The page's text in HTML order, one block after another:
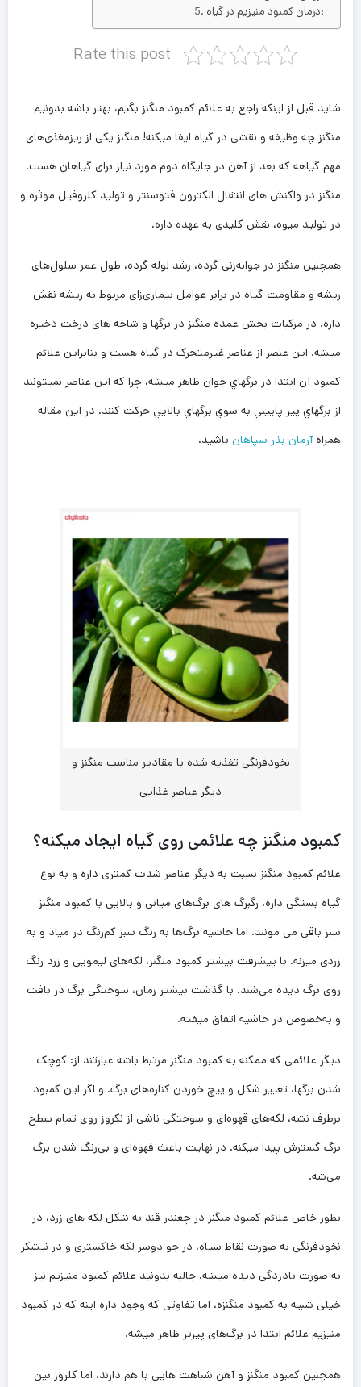
درمان کمبود منیزیم در گیاه:
Rate this post
شاید قبل از اینکه راجع به علائم کمبود منگنز بگیم، بهتر باشه بدونیم
منگنز چه وظیفه­ و نقشی در گیاه ایفا می­کنه! منگنز یکی از ریزمغذی‌های
مهم گیاهه که بعد از آهن در جایگاه دوم مورد نیاز برای گیاهان هست.
منگنز در واکنش­ های انتقال الکترون فتوسنتز و تولید کلروفیل موثره و
در تولید میوه، نقش کلیدی به عهده داره.
همچنین منگنز در جوانه‌زنی گرده، رشد لوله گرده، طول عمر سلول‌های
ریشه و مقاومت گیاه در برابر عوامل بیماری‌زای مربوط به ریشه نقش
داره. در مرکبات بخش عمده منگنز در برگ­ها و شاخه­ های درخت ذخیره
می­­شه. این عنصر از عناصر غیرمتحرک در گیاه هست و بنابراین علائم
كمبود آن ابتدا در برگ­هاي جوان ظاهر میشه، چرا که اين عناصر نمي­تونند
از برگ­­هاي پير پاييني به سوي برگ­­هاي بالايي حركت كنند. در این مقاله
همراهآرمان بذر سپاهان باشید.
نخودفرنگی تغذیه شده با مقادیر مناسب منگنز و
دیگر عناصر غذایی
کمبود منگنز چه علائمی روی گیاه ایجاد می­کنه؟
علائم کمبود منگنز نسبت به دیگر عناصر شدت کمتری داره و به نوع
گیاه بستگی داره. رگبرگ‌ های برگ‌های میانی و بالایی با کمبود منگنز
سبز باقی می‌ مونند. اما حاشیه برگ‌ها به رنگ سبز کم‌رنگ در میاد و به
زردی می­زنه. با پیشرفت بیش­تر کمبود منگنز، لکه‌های لیمویی و زرد رنگ
روی برگ دیده می‌شند. با گذشت بیش­تر زمان، سوختگی­ برگ در بافت‌
و به‌خصوص در حاشیه‌ اتفاق میفته.
دیگر علائمی که ممکنه به کمبود منگنز مرتبط باشه عبارتند از: کوچک‌
شدن برگ­ها، تغییر شکل و پیچ ‌خوردن کناره‌های برگ. و اگر این کمبود
برطرف نشه، لکه‌های قهوه‌ای و سوختگی ناشی از نکروز روی تمام سطح
برگ گسترش پیدا می­کنه. در نهایت باعث قهوه‌ای و بی‌رنگ شدن برگ
می‌شه.
بطور خاص علائم کمبود منگنز در چغندر قند به شکل لکه­ های زرد، در
نخودفرنگی به صورت نقاط سیاه، در جو دوسر لکه خاکستری و در نیشکر
به صورت بادزدگی دیده می­شه. جالبه بدونید علائم کمبود منیزیم نیز
خیلی شبیه به کمبود منگنزه، اما تفاوتی که وجود داره اینه که در کمبود
منیزیم علائم ابتدا در برگ‌های پیرتر ظاهر میشه.
همچنین کمبود منگنز و آهن شباهت­ هایی با هم دارند، اما کلروز بین